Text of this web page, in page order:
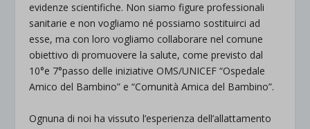
evidenze scientifiche. Non siamo figure professionali
sanitarie e non vogliamo né possiamo sostituirci ad
esse, ma con loro vogliamo collaborare nel comune
obiettivo di promuovere la salute, come previsto dal
10°e 7°passo delle iniziative OMS/UNICEF “Ospedale
Amico del Bambino” e “Comunità Amica del Bambino”.
Ognuna di noi ha vissuto l’esperienza dell’allattamento